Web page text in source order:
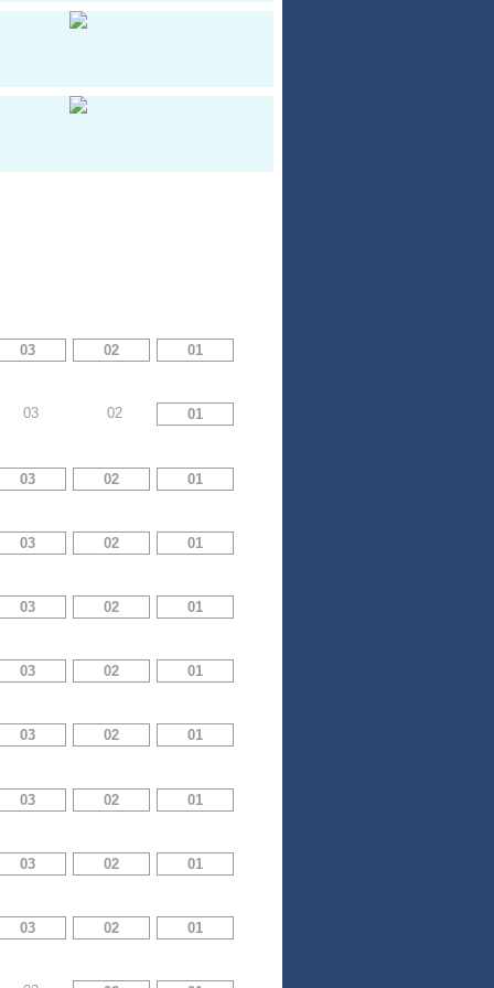
03 02 01
03 02 01
03 02 01
03 02 01
03 02 01
03 02 01
03 02 01
03 02 01
03 02 01
03 02 01